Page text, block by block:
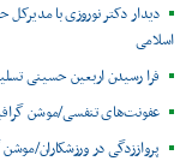
دیدار دکتر نوروزی با مدیرکل
اسلامی
فرا رسیدن اربعین حسینی
عفونت‌های تنفسی/موشن
پرواززدگی در ورزشکاران/